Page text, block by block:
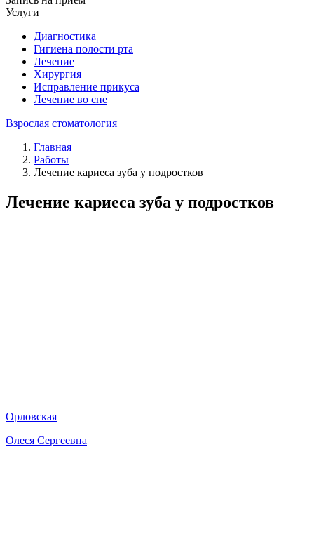
Услуги
Диагностика
Гигиена полости рта
Лечение
Хирургия
Исправление прикуса
Лечение во сне
Взрослая стоматология
Главная
Работы
Лечение кариеса зуба у подростков
Лечение кариеса зуба у подростков
Орловская
Олеся Сергеевна